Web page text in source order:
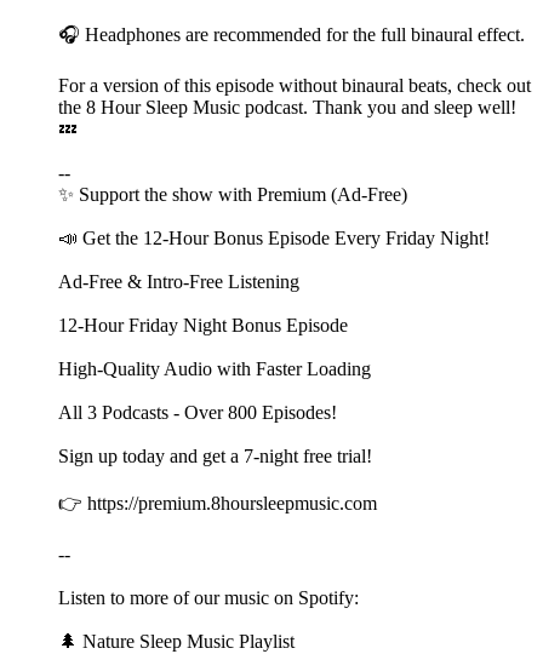
🎧 Headphones are recommended for the full binaural effect.
For a version of this episode without binaural beats, check out
the ⁠⁠⁠⁠⁠⁠⁠⁠⁠⁠⁠⁠⁠⁠⁠⁠⁠⁠8 Hour Sleep Music⁠⁠⁠⁠⁠⁠⁠⁠⁠⁠⁠⁠⁠⁠⁠⁠⁠⁠ podcast. Thank you and sleep well!
💤
--
✨ ⁠⁠⁠⁠⁠⁠⁠⁠⁠⁠⁠⁠⁠⁠⁠⁠⁠⁠⁠⁠⁠⁠⁠⁠Support the show with ⁠⁠⁠⁠⁠⁠⁠⁠⁠⁠⁠⁠⁠⁠⁠⁠⁠⁠⁠⁠⁠⁠⁠⁠⁠⁠⁠⁠⁠⁠⁠⁠⁠⁠⁠⁠⁠⁠⁠⁠⁠⁠⁠⁠⁠⁠⁠⁠⁠⁠⁠⁠⁠⁠⁠⁠⁠⁠⁠⁠⁠⁠⁠⁠⁠⁠⁠⁠⁠⁠⁠⁠⁠⁠⁠⁠⁠⁠⁠⁠⁠⁠⁠⁠⁠⁠⁠⁠⁠⁠⁠⁠Premium (Ad-Free)⁠⁠⁠⁠⁠⁠⁠⁠⁠⁠⁠⁠⁠⁠⁠⁠⁠⁠⁠⁠⁠⁠⁠⁠⁠⁠⁠⁠⁠⁠⁠⁠⁠⁠⁠⁠⁠⁠⁠⁠⁠⁠⁠⁠⁠⁠⁠⁠⁠⁠⁠⁠⁠⁠⁠⁠⁠⁠⁠⁠⁠⁠⁠⁠⁠⁠⁠⁠⁠⁠⁠⁠⁠⁠⁠⁠⁠⁠⁠⁠⁠⁠⁠⁠⁠⁠⁠⁠⁠⁠⁠⁠⁠⁠⁠⁠⁠⁠⁠⁠⁠⁠⁠⁠⁠⁠⁠⁠⁠⁠⁠⁠⁠⁠⁠⁠⁠⁠⁠⁠⁠⁠⁠⁠⁠⁠⁠⁠⁠⁠⁠⁠⁠⁠⁠⁠⁠⁠⁠⁠⁠⁠⁠⁠⁠⁠⁠⁠⁠⁠⁠⁠⁠⁠⁠⁠⁠⁠⁠⁠⁠⁠⁠⁠⁠⁠⁠⁠⁠⁠⁠⁠⁠⁠⁠⁠⁠⁠⁠⁠⁠⁠⁠⁠⁠⁠⁠⁠⁠⁠⁠⁠⁠⁠⁠⁠⁠⁠⁠⁠⁠⁠⁠⁠⁠⁠⁠⁠⁠⁠⁠⁠⁠⁠⁠⁠⁠⁠⁠⁠⁠⁠⁠⁠⁠⁠⁠⁠⁠⁠⁠⁠⁠⁠⁠⁠⁠⁠⁠⁠⁠⁠⁠⁠⁠⁠⁠⁠⁠⁠⁠⁠⁠⁠⁠⁠⁠⁠⁠⁠⁠⁠⁠⁠⁠⁠⁠⁠⁠⁠⁠⁠⁠⁠⁠⁠⁠⁠⁠⁠⁠⁠⁠⁠⁠⁠⁠⁠⁠⁠⁠⁠⁠⁠⁠⁠⁠⁠⁠⁠⁠⁠
📣 Get the 12-Hour Bonus Episode Every Friday Night!
Ad-Free & Intro-Free Listening
12-Hour Friday Night Bonus Episode
High-Quality Audio with Faster Loading
All 3 Podcasts - Over 800 Episodes!
Sign up today and get a 7-night free trial!
👉 ⁠⁠⁠⁠⁠⁠⁠⁠⁠⁠⁠⁠⁠⁠⁠⁠⁠⁠⁠⁠⁠⁠⁠⁠⁠⁠⁠⁠⁠⁠⁠⁠⁠⁠⁠⁠⁠⁠⁠⁠⁠⁠⁠⁠⁠⁠⁠⁠⁠⁠⁠⁠⁠⁠⁠⁠⁠⁠⁠⁠⁠⁠⁠⁠⁠⁠⁠⁠⁠⁠⁠⁠⁠⁠⁠⁠⁠⁠⁠⁠⁠⁠⁠⁠⁠⁠⁠⁠⁠⁠⁠⁠⁠⁠⁠⁠⁠⁠⁠⁠⁠⁠⁠⁠⁠⁠⁠⁠⁠⁠⁠⁠⁠⁠⁠⁠⁠⁠⁠⁠⁠⁠⁠⁠https://premium.8hoursleepmusic.com⁠⁠⁠⁠⁠⁠⁠⁠⁠⁠⁠⁠⁠⁠⁠⁠⁠⁠⁠⁠⁠⁠⁠⁠⁠⁠⁠⁠⁠⁠⁠⁠⁠⁠⁠⁠⁠⁠⁠⁠⁠⁠⁠⁠⁠⁠⁠⁠⁠⁠⁠⁠⁠⁠⁠⁠⁠⁠⁠⁠⁠⁠⁠⁠⁠⁠⁠⁠⁠⁠⁠⁠⁠⁠⁠⁠⁠⁠⁠⁠⁠⁠⁠⁠⁠⁠⁠⁠⁠⁠⁠⁠⁠⁠⁠⁠⁠⁠⁠⁠⁠⁠⁠⁠⁠⁠⁠⁠⁠⁠⁠⁠⁠
--
Listen to more of our music on Spotify:
🌲 ⁠⁠⁠⁠⁠⁠⁠⁠⁠⁠⁠⁠⁠⁠⁠⁠⁠⁠⁠⁠⁠⁠⁠⁠⁠⁠⁠⁠⁠⁠⁠⁠⁠⁠⁠⁠⁠⁠⁠⁠⁠⁠⁠⁠⁠⁠⁠⁠⁠⁠⁠⁠⁠⁠⁠⁠⁠⁠⁠⁠⁠⁠⁠⁠⁠⁠⁠⁠⁠⁠⁠⁠⁠⁠⁠⁠⁠⁠⁠⁠⁠⁠⁠⁠⁠⁠⁠⁠⁠⁠⁠⁠⁠⁠⁠⁠⁠⁠⁠⁠⁠⁠⁠⁠⁠⁠⁠⁠⁠⁠⁠⁠⁠⁠⁠⁠⁠⁠⁠Nature Sleep Music Playlist⁠⁠⁠⁠⁠⁠⁠⁠⁠⁠⁠⁠⁠⁠⁠⁠⁠⁠⁠⁠⁠⁠⁠⁠⁠⁠⁠⁠⁠⁠⁠⁠⁠⁠⁠⁠⁠⁠⁠⁠⁠⁠⁠⁠⁠⁠⁠⁠⁠⁠⁠⁠⁠⁠⁠⁠⁠⁠⁠⁠⁠⁠⁠⁠⁠⁠⁠⁠⁠⁠⁠⁠⁠⁠⁠⁠⁠⁠⁠⁠⁠⁠⁠⁠⁠⁠⁠⁠⁠⁠⁠⁠⁠⁠⁠⁠⁠⁠⁠⁠⁠⁠⁠⁠⁠⁠⁠⁠⁠⁠⁠⁠⁠⁠⁠⁠⁠⁠⁠